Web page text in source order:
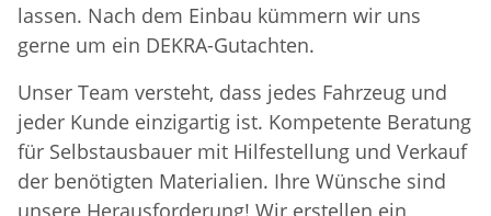
lassen. Nach dem Einbau kümmern wir uns
gerne um ein DEKRA-Gutachten.
Unser Team versteht, dass jedes Fahrzeug und
jeder Kunde einzigartig ist. Kompetente Beratung
für Selbstausbauer mit Hilfestellung und Verkauf
der benötigten Materialien. Ihre Wünsche sind
unsere Herausforderung! Wir erstellen ein